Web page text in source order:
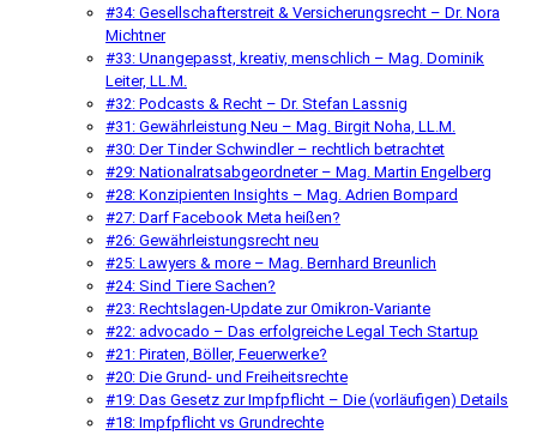
#34: Gesellschafterstreit & Versicherungsrecht – Dr. Nora
Michtner
#33: Unangepasst, kreativ, menschlich – Mag. Dominik
Leiter, LL.M.
#32: Podcasts & Recht – Dr. Stefan Lassnig
#31: Gewährleistung Neu – Mag. Birgit Noha, LL.M.
#30: Der Tinder Schwindler – rechtlich betrachtet
#29: Nationalratsabgeordneter – Mag. Martin Engelberg
#28: Konzipienten Insights – Mag. Adrien Bompard
#27: Darf Facebook Meta heißen?
#26: Gewährleistungsrecht neu
#25: Lawyers & more – Mag. Bernhard Breunlich
#24: Sind Tiere Sachen?
#23: Rechtslagen-Update zur Omikron-Variante
#22: advocado – Das erfolgreiche Legal Tech Startup
#21: Piraten, Böller, Feuerwerke?
#20: Die Grund- und Freiheitsrechte
#19: Das Gesetz zur Impfpflicht – Die (vorläufigen) Details
#18: Impfpflicht vs Grundrechte